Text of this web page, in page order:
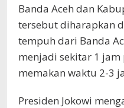
Banda Aceh dan
tersebut diharapkan
tempuh dari Banda
menjadi sekitar 1 jam
memakan waktu 2-3
Presiden Jokowi